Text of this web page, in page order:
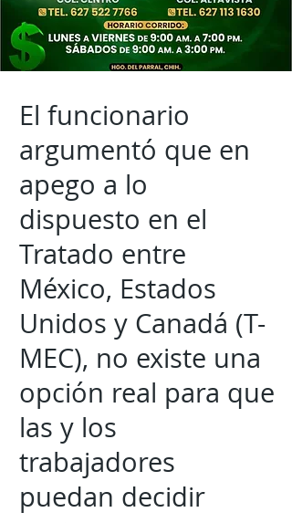
El funcionario
argumentó que en
apego a lo
dispuesto en el
Tratado entre
México, Estados
Unidos y Canadá (T-
MEC), no existe una
opción real para que
las y los
trabajadores
puedan decidir